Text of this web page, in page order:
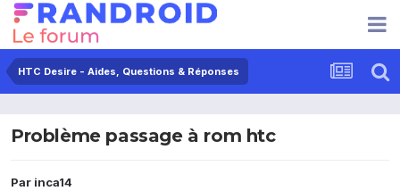
HTC Desire - Aides, Questions & Réponses
Problème passage à rom htc
Par inca14